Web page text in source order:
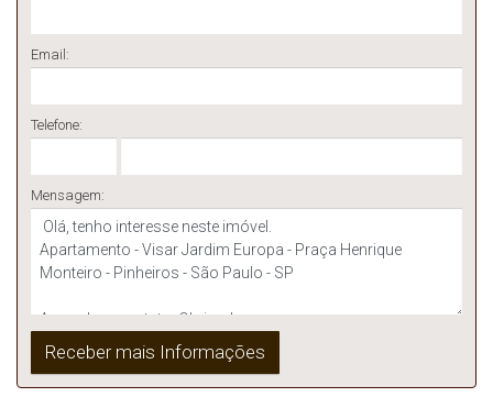
Email:
Telefone:
Mensagem: